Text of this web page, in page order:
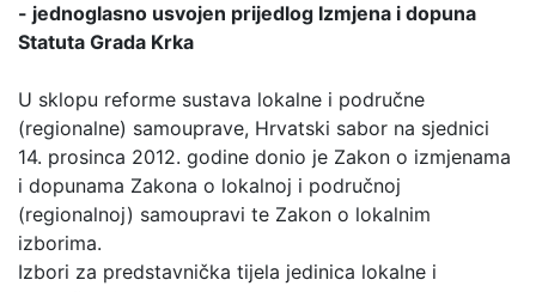
- jednoglasno usvojen prijedlog Izmjena i dopuna
Statuta Grada Krka
U sklopu reforme sustava lokalne i područne
(regionalne) samouprave, Hrvatski sabor na sjednici
14. prosinca 2012. godine donio je Zakon o izmjenama
i dopunama Zakona o lokalnoj i područnoj
(regionalnoj) samoupravi te Zakon o lokalnim
izborima.
Izbori za predstavnička tijela jedinica lokalne i